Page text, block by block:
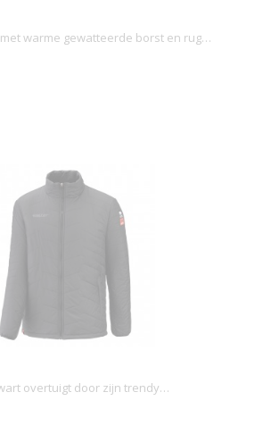
warme gewatteerde borst en rug…
overtuigt door zijn trendy…